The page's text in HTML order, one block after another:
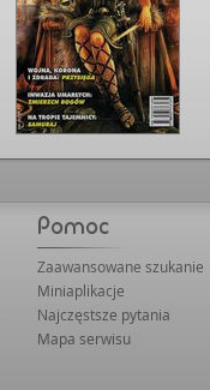
Zaawansowane szukanie
Miniaplikacje
Najczęstsze pytania
Mapa serwisu